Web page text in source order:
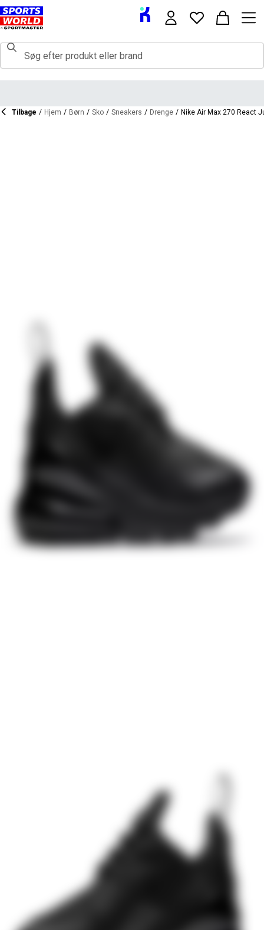
Tilbage / Hjem / Børn / Sko / Sneakers / Drenge / Nike Air Max 270 React